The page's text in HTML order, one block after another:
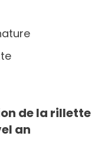
de la rillette
an